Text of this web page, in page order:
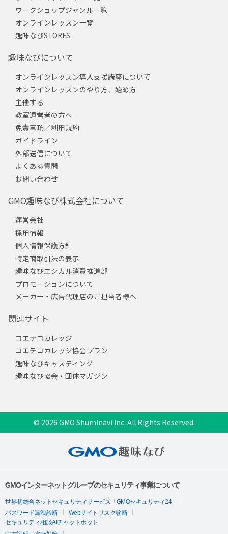
ワークショップジャンル一覧
オンラインレッスン一覧
趣味なびSTORES
趣味なびについて
オンラインレッスン導入支援講座について
オンラインレッスンのやり方、始め方
主催する
教室運営者の方へ
免責事項／利用規約
ガイドライン
外部送信について
よくある質問
お問い合わせ
GMO趣味なび株式会社について
運営会社
採用情報
個人情報保護方針
特定商取引法の表示
趣味なびエシカル消費推進部
プロモーションについて
メーカー・広告代理店のご担当者様へ
関連サイト
コエテコカレッジ
コエテコカレッジ協会プラン
趣味なびキャスティング
趣味なび協会・団体マガジン
© 2026 GMO Shuminavi Inc. All Rights Reserved.